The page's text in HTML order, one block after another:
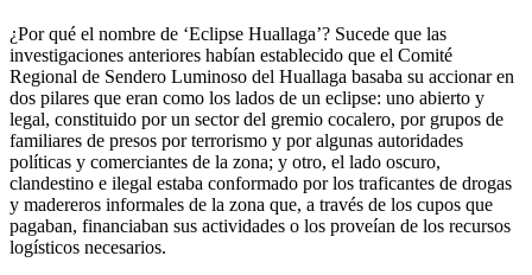
¿Por qué el nombre de ‘Eclipse Huallaga’? Sucede que las
investigaciones anteriores habían establecido que el Comité
Regional de Sendero Luminoso del Huallaga basaba su accionar en
dos pilares que eran como los lados de un eclipse: uno abierto y
legal, constituido por un sector del gremio cocalero, por grupos de
familiares de presos por terrorismo y por algunas autoridades
políticas y comerciantes de la zona; y otro, el lado oscuro,
clandestino e ilegal estaba conformado por los traficantes de drogas
y madereros informales de la zona que, a través de los cupos que
pagaban, financiaban sus actividades o los proveían de los recursos
logísticos necesarios.